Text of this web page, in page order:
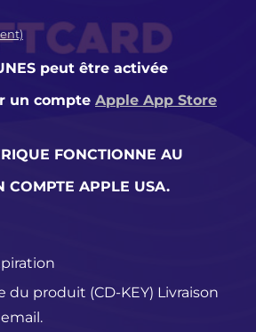
:
est :
198 MAD.
peut être activée
un compte Apple App Store
FONCTIONNE AU
COMPTE APPLE USA.
du produit (CD-KEY) Livraison